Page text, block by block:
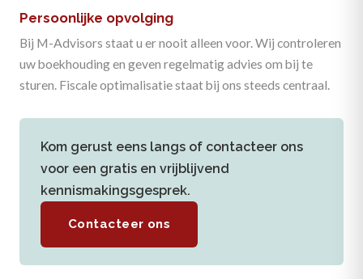
Persoonlijke opvolging
Bij M-Advisors staat u er nooit alleen voor. Wij controleren
uw boekhouding en geven regelmatig advies om bij te
sturen. Fiscale optimalisatie staat bij ons steeds centraal.
Kom gerust eens langs of contacteer ons
voor een gratis en vrijblijvend
kennismakingsgesprek.
Contacteer ons